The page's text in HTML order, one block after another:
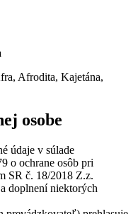
Afrodita, Kajetána,
osobe
údaje v súlade
o ochrane osôb pri
SR č. 18/2018 Z.z.
doplnení niektorých